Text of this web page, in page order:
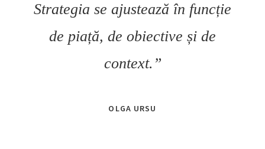
Strategia se ajustează în funcție
de piață, de obiective și de
context.”
OLGA URSU